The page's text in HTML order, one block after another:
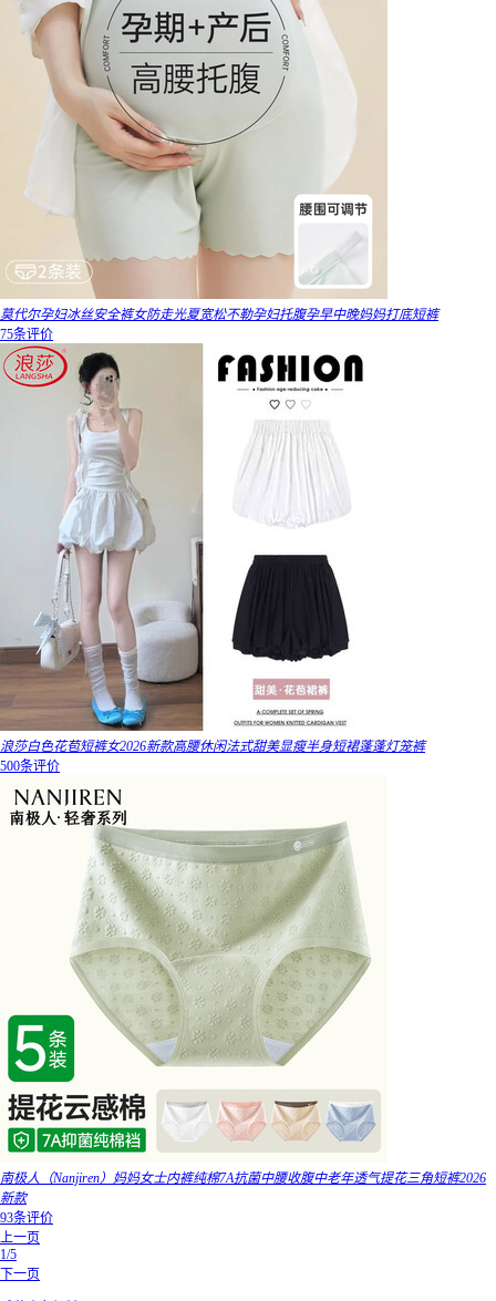
莫代尔孕妇冰丝安全裤女防走光夏宽松不勒孕妇托腹孕早中晚妈妈打底短裤
75条评价
浪莎白色花苞短裤女2026新款高腰休闲法式甜美显瘦半身短裙蓬蓬灯笼裤
500条评价
南极人（Nanjiren）妈妈女士内裤纯棉7A抗菌中腰收腹中老年透气提花三角短裤2026
新款
93条评价
上一页
1/5
下一页